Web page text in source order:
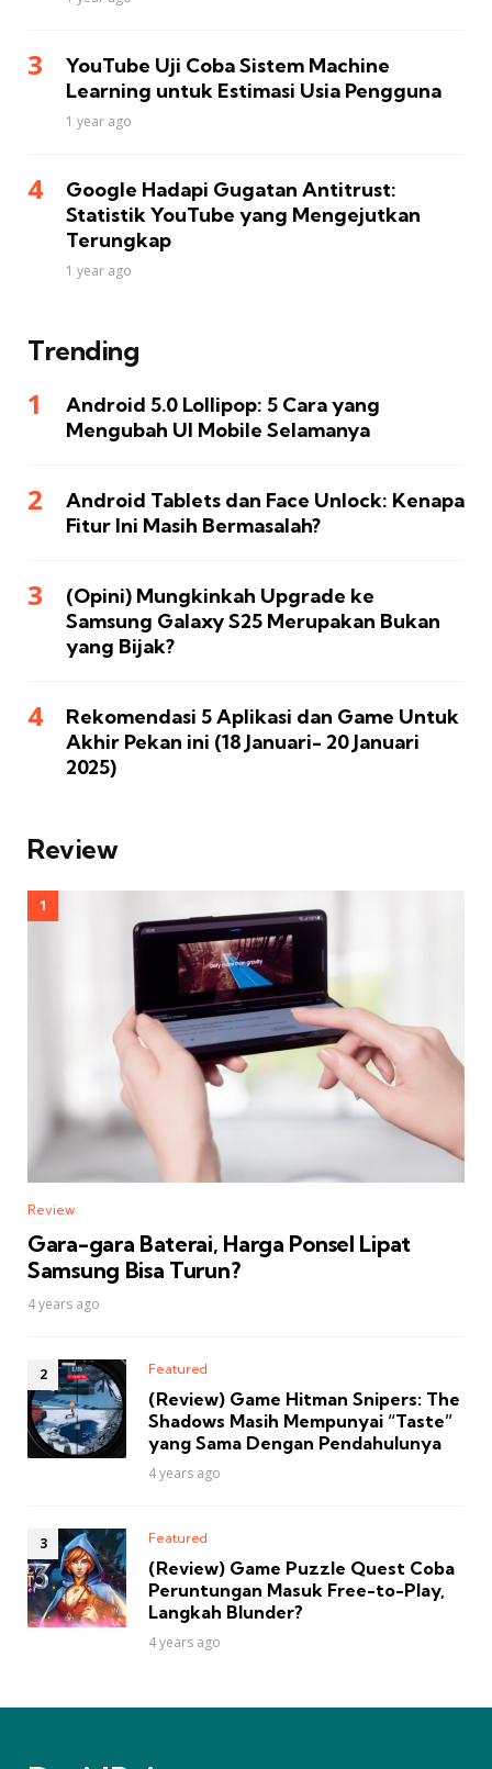
YouTube Uji Coba Sistem Machine
Learning untuk Estimasi Usia Pengguna
1 year ago
Google Hadapi Gugatan Antitrust:
Statistik YouTube yang Mengejutkan
Terungkap
1 year ago
Trending
Android 5.0 Lollipop: 5 Cara yang
Mengubah UI Mobile Selamanya
Android Tablets dan Face Unlock: Kenapa
Fitur Ini Masih Bermasalah?
(Opini) Mungkinkah Upgrade ke
Samsung Galaxy S25 Merupakan Bukan
yang Bijak?
Rekomendasi 5 Aplikasi dan Game Untuk
Akhir Pekan ini (18 Januari- 20 Januari
2025)
Review
Review
Gara-gara Baterai, Harga Ponsel Lipat
Samsung Bisa Turun?
4 years ago
Featured
(Review) Game Hitman Snipers: The
Shadows Masih Mempunyai “Taste”
yang Sama Dengan Pendahulunya
4 years ago
Featured
(Review) Game Puzzle Quest Coba
Peruntungan Masuk Free-to-Play,
Langkah Blunder?
4 years ago